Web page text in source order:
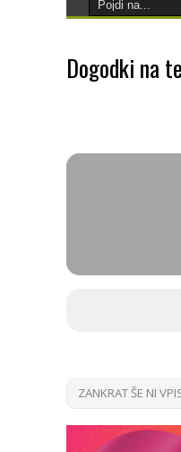
Dogodki na
ZANKRAT ŠE NI